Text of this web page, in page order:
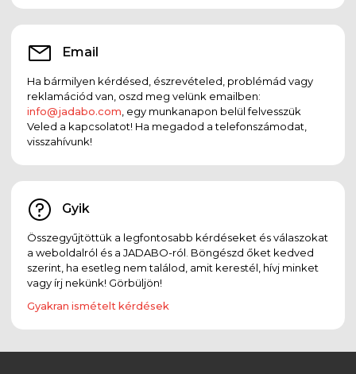
Email
Ha bármilyen kérdésed, észrevételed, problémád vagy
reklamációd van, oszd meg velünk emailben:
info@jadabo.com , egy munkanapon belül felvesszük
Veled a kapcsolatot! Ha megadod a telefonszámodat,
visszahívunk!
Gyik
Összegyűjtöttük a legfontosabb kérdéseket és válaszokat
a weboldalról és a JADABO-ról. Böngészd őket kedved
szerint, ha esetleg nem találod, amit kerestél, hívj minket
vagy írj nekünk! Görbüljön!
Gyakran ismételt kérdések